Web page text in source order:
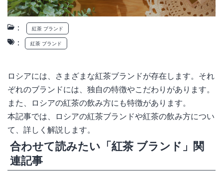
： 紅茶 ブランド
： 紅茶 ブランド
ロシアには、さまざまな紅茶ブランドが存在します。それ
ぞれのブランドには、独自の特徴やこだわりがあります。
また、ロシアの紅茶の飲み方にも特徴があります。
本記事では、ロシアの紅茶ブランドや紅茶の飲み方につい
て、詳しく解説します。
合わせて読みたい「紅茶 ブランド」関
連記事